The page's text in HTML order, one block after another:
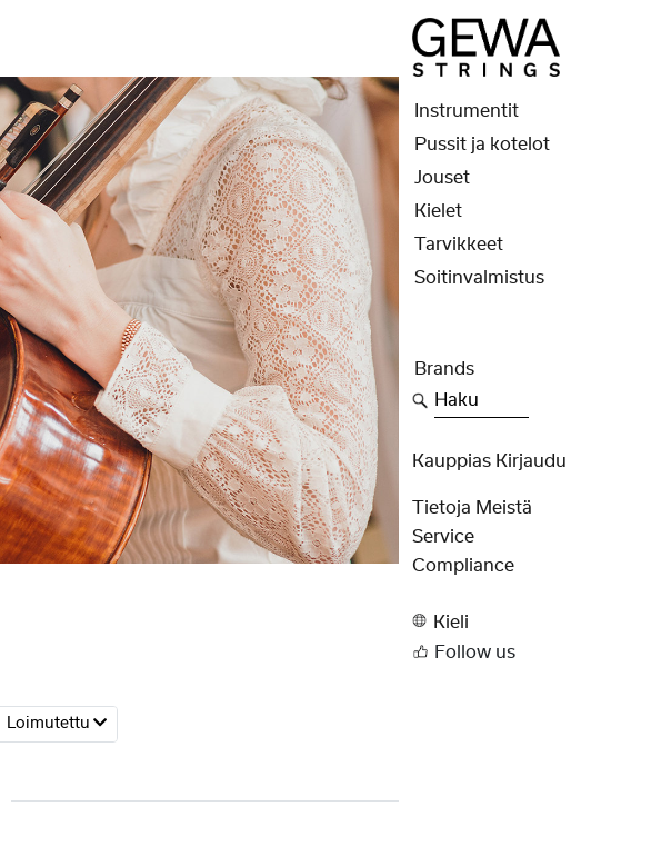
Loimutettu
Instrumentit
Pussit ja kotelot
Jouset
Kielet
Tarvikkeet
Soitinvalmistus
Brands
Haku
Kauppias Kirjaudu
Tietoja Meistä
Service
Compliance
Kieli
Follow us